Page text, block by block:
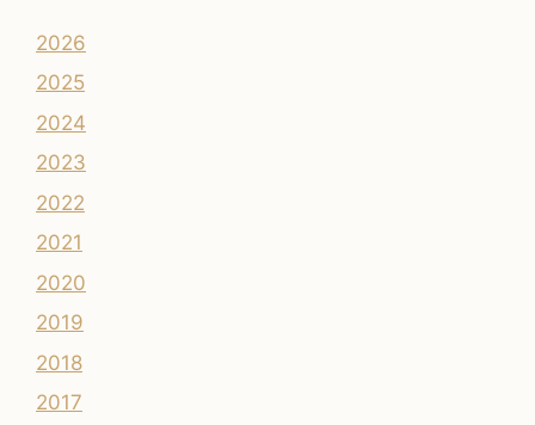
2026
2025
2024
2023
2022
2021
2020
2019
2018
2017